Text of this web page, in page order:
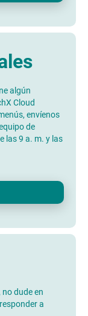
algún
Cloud
envíenos
de
las 9 a. m. y las
dude en
a